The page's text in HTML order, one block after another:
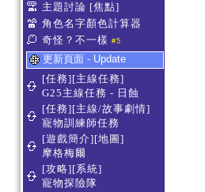
主題討論 [焦點]
角色名字顏色計算器
奇怪？不一樣 #5
更新頁面 - Update
[任務][主線任務]
G25主線任務 - 日蝕
[任務][主線/故事劇情]
寵物訓練師任務
[遊戲簡介][地圖]
摩格梅爾
[攻略][系統]
寵物探險隊